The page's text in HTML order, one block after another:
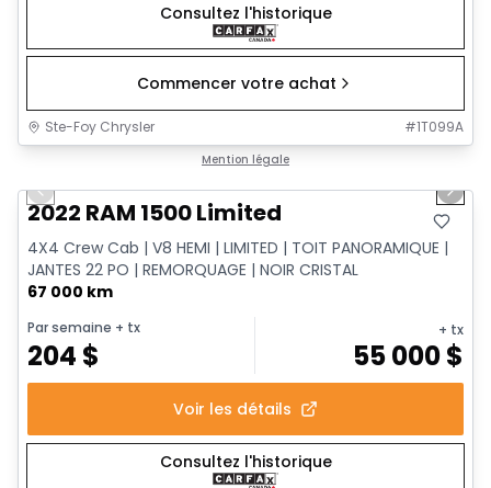
Consultez l'historique
Commencer votre achat
Ste-Foy Chrysler #1T099A
Mention légale
Previous slide Next
2022 RAM 1500 Limited
4X4 Crew Cab | V8 HEMI | LIMITED | TOIT PANORAMIQUE |
JANTES 22 PO | REMORQUAGE | NOIR CRISTAL
67 000 km
Par semaine + tx
204 $
+ tx
55 000$
Voir les détails
Consultez l'historique